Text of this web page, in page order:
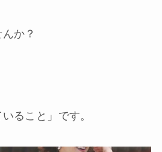
か？
ること」です。